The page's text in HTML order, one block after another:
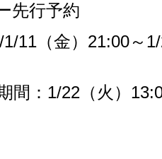
先行予約
1/11 （金） 21:00～
間： 1/22 （火）